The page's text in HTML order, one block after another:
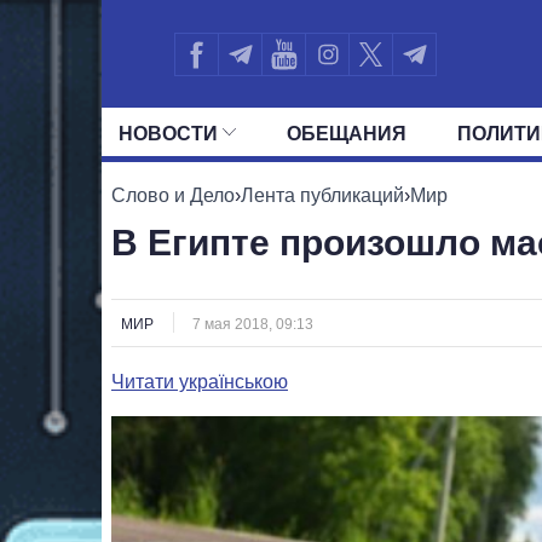
НОВОСТИ ОБЕЩАНИЯ
ВСЕ ПОЛИТИКИ ПРЕЗИДЕНТ И
Слово и Дело›Лента публикаций›Мир
В Египте произошло
МИР 7 мая 2018, 09:13
Читати українською